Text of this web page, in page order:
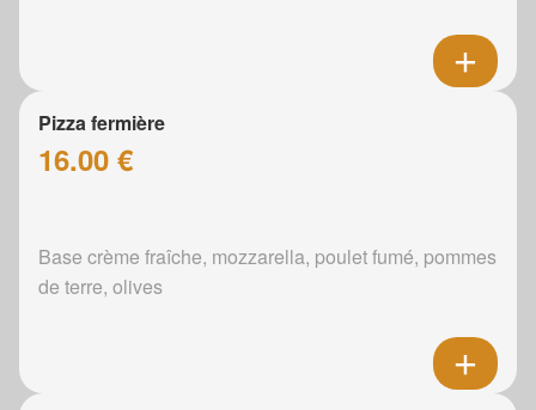
Pizza fermière
16.00 €
Base crème fraîche, mozzarella, poulet fumé, pommes
de terre, olives